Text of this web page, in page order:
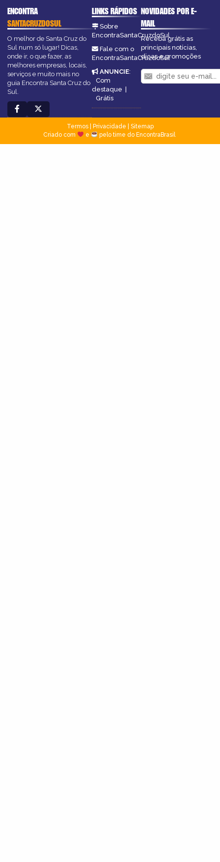
ENCONTRA
SANTACRUZDOSUL
O melhor de Santa Cruz do
Sul num só lugar! Dicas,
onde ir, o que fazer, as
melhores empresas, locais,
serviços e muito mais no
guia Encontra Santa Cruz do
Sul.
LINKS RÁPIDOS
Sobre
EncontraSantaCruzdoSul
Fale com o
EncontraSantaCruzdoSul
ANUNCIE:
Com
destaque |
Grátis
NOVIDADES POR E-
MAIL
Receba grátis as
principais notícias,
dicas e promoções
Termos| Privacidade
Sitemap
Criado com
e pelo time do EncontraBrasil